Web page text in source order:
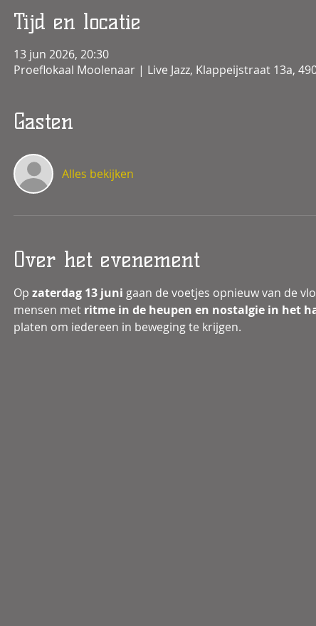
Tijd en locatie
13 jun 2026, 20:30
Proeflokaal Moolenaar | Live Jazz, Klappeijstraat 13a,
Gasten
Alles bekijken
Over het evenement
Op zaterdag 13 juni gaan de voetjes opnieuw van de
mensen met ritme in de heupen en nostalgie in het
platen om iedereen in beweging te krijgen.